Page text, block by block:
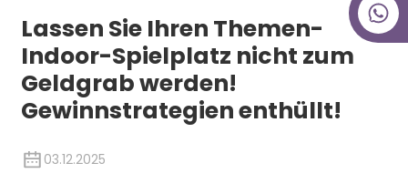
Lassen Sie Ihren Themen-
Indoor-Spielplatz nicht zum
Geldgrab werden!
Gewinnstrategien enthüllt!
03.12.2025